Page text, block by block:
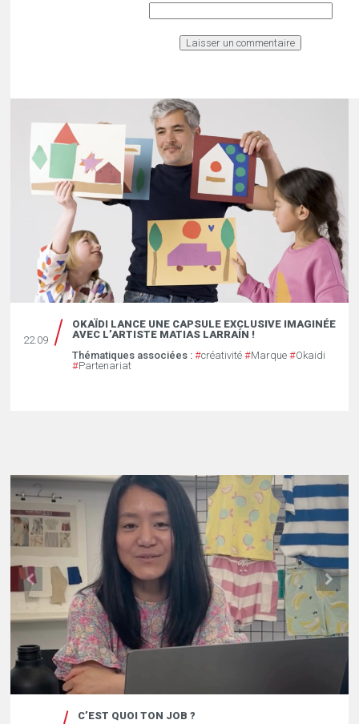
22.09
OKAÏDI LANCE UNE CAPSULE EXCLUSIVE IMAGINÉE
AVEC L’ARTISTE MATIAS LARRAÍN !
Thématiques associées : #créativité #Marque #Okaidi
#Partenariat
C’EST QUOI TON JOB ?